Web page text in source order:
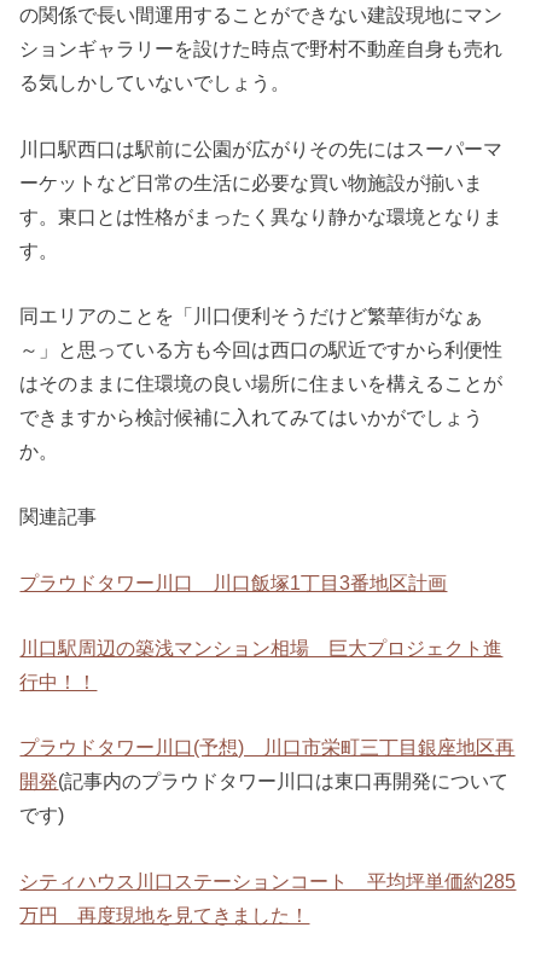
の関係で長い間運用することができない建設現地にマン
ションギャラリーを設けた時点で野村不動産自身も売れ
る気しかしていないでしょう。
川口駅西口は駅前に公園が広がりその先にはスーパーマ
ーケットなど日常の生活に必要な買い物施設が揃いま
す。東口とは性格がまったく異なり静かな環境となりま
す。
同エリアのことを「川口便利そうだけど繁華街がなぁ
～」と思っている方も今回は西口の駅近ですから利便性
はそのままに住環境の良い場所に住まいを構えることが
できますから検討候補に入れてみてはいかがでしょう
か。
関連記事
プラウドタワー川口 川口飯塚1丁目3番地区計画
川口駅周辺の築浅マンション相場 巨大プロジェクト進
行中！！
プラウドタワー川口(予想) 川口市栄町三丁目銀座地区再
開発(記事内のプラウドタワー川口は東口再開発について
です)
シティハウス川口ステーションコート 平均坪単価約285
万円 再度現地を見てきました！